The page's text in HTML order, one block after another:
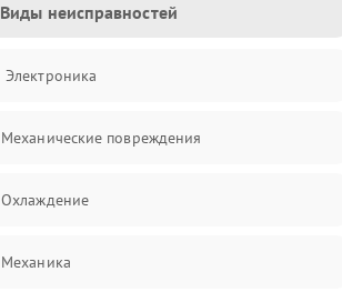
Виды неисправностей
Электроника
Механические повреждения
Охлаждение
Механика